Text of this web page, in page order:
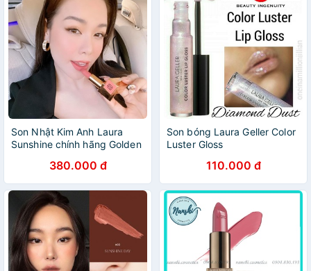
Son Nhật Kim Anh Laura
Sunshine chính hãng Golden
tráng gương mẫu mới không
chì siêu lì 4g
380.000 đ
Son bóng Laura Geller Color
Luster Gloss
110.000 đ